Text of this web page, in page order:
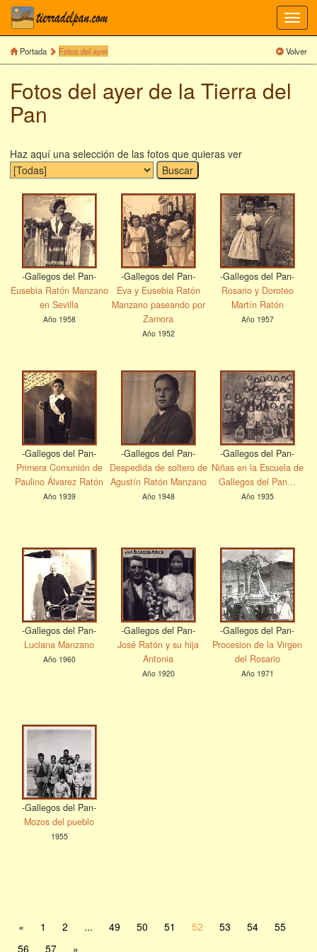
Portada Fotos del ayer Volver
Fotos del ayer de la Tierra del
Pan
Haz aquí una selección de las fotos que quieras ver
-Gallegos del Pan-
Eusebia Ratón Manzano
en Sevilla
Año 1958
-Gallegos del Pan-
Eva y Eusebia Ratón
Manzano paseando por
Zamora
Año 1952
-Gallegos del Pan-
Rosario y Doroteo
Martín Ratón
Año 1957
-Gallegos del Pan-
Primera Comunión de
Paulino Álvarez Ratón
Año 1939
-Gallegos del Pan-
Despedida de soltero de
Agustín Ratón Manzano
Año 1948
-Gallegos del Pan-
Niñas en la Escuela de
Gallegos del Pan...
Año 1935
-Gallegos del Pan-
Luciana Manzano
Año 1960
-Gallegos del Pan-
José Ratón y su hija
Antonia
Año 1920
-Gallegos del Pan-
Procesion de la Virgen
del Rosario
Año 1971
-Gallegos del Pan-
Mozos del pueblo
1955
« 1 2 ... 49 50 51 52 53 54
55
56
57 »